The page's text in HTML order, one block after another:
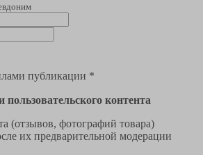
публикации *
контента
(отзывов, фотографий товара)
их предварительной модерации